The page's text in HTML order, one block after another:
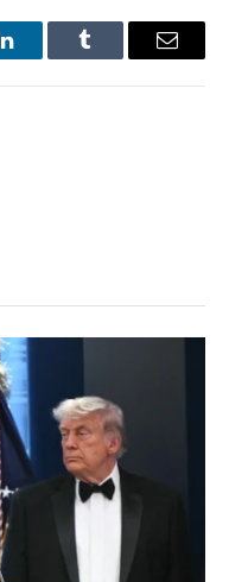
LinkedInTumblr Email